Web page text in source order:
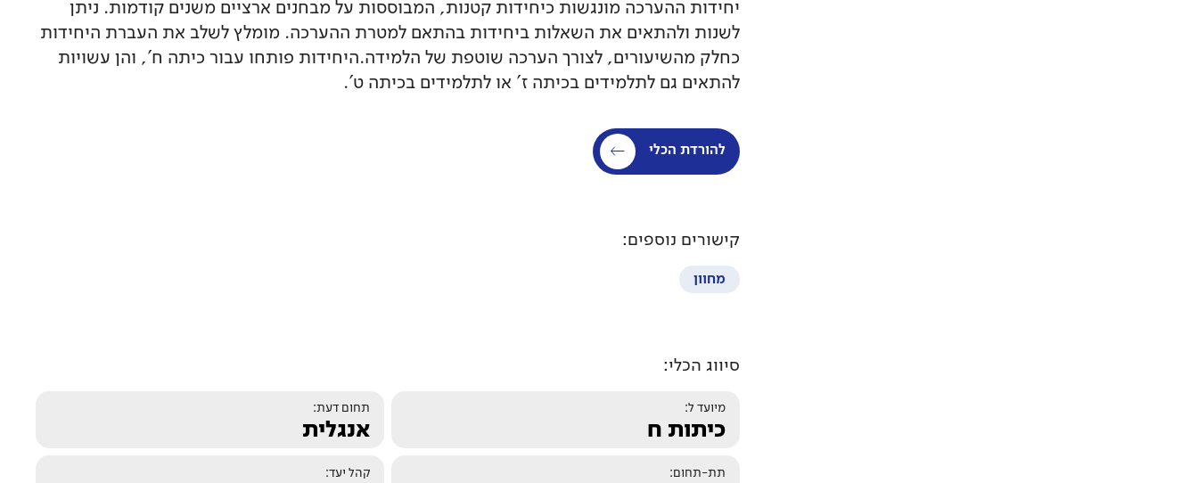
יחידות ההערכה מונגשות כיחידות קטנות, המבוססות על מבחנים ארציים משנים קודמות. ניתן
לשנות ולהתאים את השאלות ביחידות בהתאם למטרת ההערכה. מומלץ לשלב את העברת היחידות
כחלק מהשיעורים, לצורך הערכה שוטפת של הלמידה.היחידות פותחו עבור כיתה ח', והן עשויות
להתאים גם לתלמידים בכיתה ז' או לתלמידים בכיתה ט'.
להורדת הכלי
קישורים נוספים:
מחוון
סיווג הכלי:
מיועד ל:
כיתות ח
תחום דעת:
אנגלית
תת-תחום: קהל יעד: